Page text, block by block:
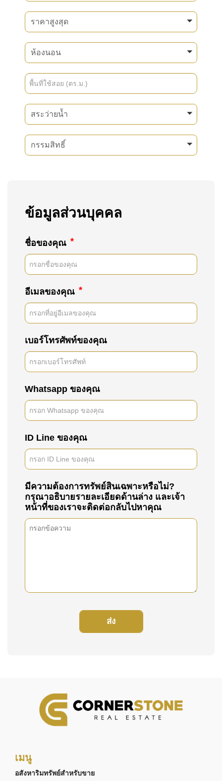
ราคาสูงสุด
ห้องนอน
สระว่ายน้ำ
กรรมสิทธิ์
ข้อมูลส่วนบุคคล
ชื่อของคุณ *
อีเมลของคุณ *
เบอร์โทรศัพท์ของคุณ
Whatsapp ของคุณ
ID Line ของคุณ
มีความต้องการทรัพย์สินเฉพาะหรือไม่?
กรุณาอธิบายรายละเอียดด้านล่าง และเจ้า
หน้าที่ของเราจะติดต่อกลับไปหาคุณ
เมนู
อสังหาริมทรัพย์สำหรับขาย